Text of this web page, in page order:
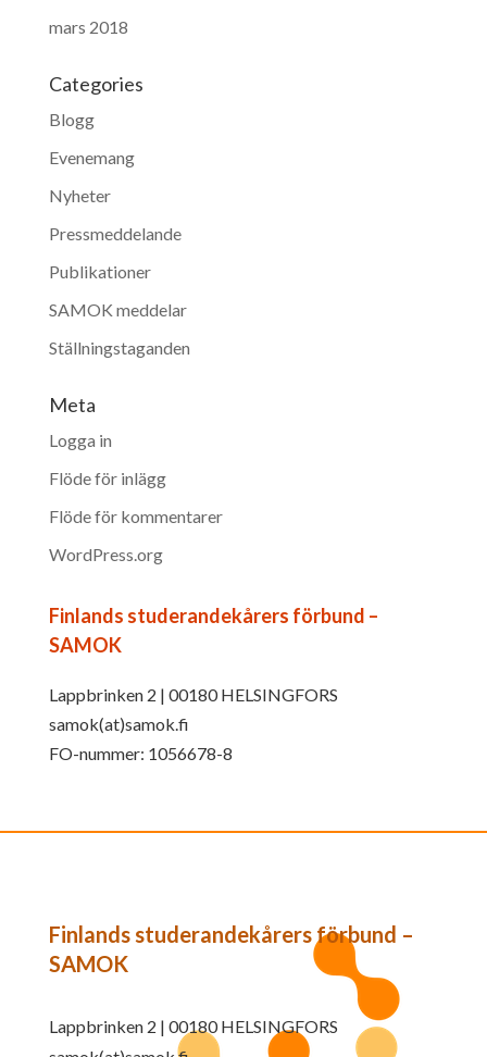
mars 2018
Categories
Blogg
Evenemang
Nyheter
Pressmeddelande
Publikationer
SAMOK meddelar
Ställningstaganden
Meta
Logga in
Flöde för inlägg
Flöde för kommentarer
WordPress.org
Finlands studerandekårers förbund –
SAMOK
Lappbrinken 2 | 00180 HELSINGFORS
samok(at)samok.fi
FO-nummer: 1056678-8
Finlands studerandekårers förbund –
SAMOK
Lappbrinken 2 | 00180 HELSINGFORS